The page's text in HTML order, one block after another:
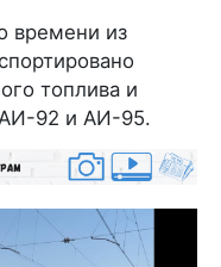
времени из
топлива и
АИ-92 и АИ-95.